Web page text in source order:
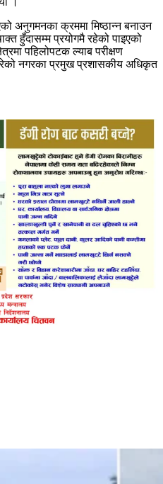
अनुगमनका क्रममा मिष्ठान्न बनाउन
हुँदासम्म प्रयोगमै रहेको पाइएको
पहिलोपटक ल्याब परीक्षण
नगरका प्रमुख प्रशासकीय अधिकृत